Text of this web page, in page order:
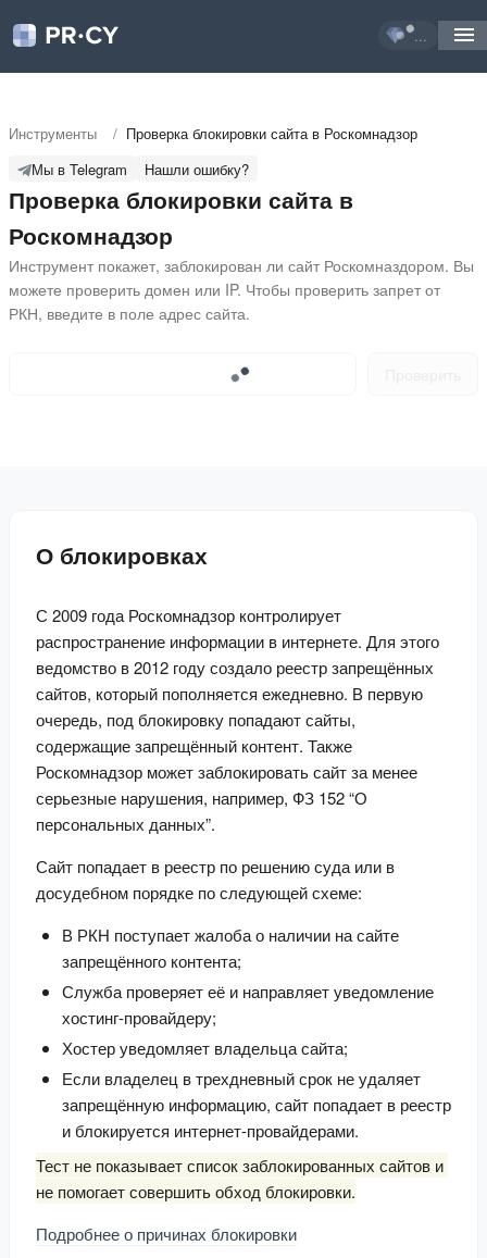
...
Инструменты / Проверка блокировки сайта в Роскомнадзор
Проверка блокировки сайта в
Роскомнадзор
Мы в Telegram Нашли ошибку?
Инструмент покажет, заблокирован ли сайт Роскомназдором. Вы
можете проверить домен или IP. Чтобы проверить запрет от
РКН, введите в поле адрес сайта.
О блокировках
С 2009 года Роскомнадзор контролирует
распространение информации в интернете. Для этого
ведомство в 2012 году создало реестр запрещённых
сайтов, который пополняется ежедневно. В первую
очередь, под блокировку попадают сайты,
содержащие запрещённый контент. Также
Роскомнадзор может заблокировать сайт за менее
серьезные нарушения, например, ФЗ 152 “О
персональных данных”.
Сайт попадает в реестр по решению суда или в
досудебном порядке по следующей схеме:
В РКН поступает жалоба о наличии на сайте
запрещённого контента;
Служба проверяет её и направляет уведомление
хостинг-провайдеру;
Хостер уведомляет владельца сайта;
Если владелец в трехдневный срок не удаляет
запрещённую информацию, сайт попадает в реестр
и блокируется интернет-провайдерами.
Тест не показывает список заблокированных сайтов и
не помогает совершить обход блокировки.
Подробнее о причинах блокировки